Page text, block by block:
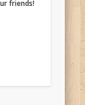
friends!